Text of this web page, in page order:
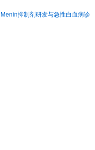
抑制剂研发与急性白血病诊